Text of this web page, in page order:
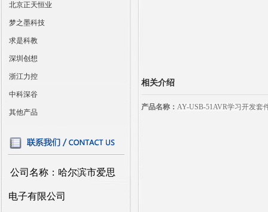
北京正天恒业
梦之墨科技
求是科教
深圳创想
浙江力控
中科深谷
其他产品
公司名称：哈尔滨市爱思
电子有限公司
相关介绍
产品名称：AY-USB-51AVR学习开发套